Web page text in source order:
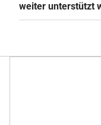
weiter unterstützt